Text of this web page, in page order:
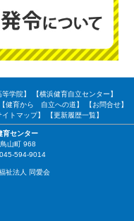
学院】
【横浜健育自立センター】
【健育から 自立への道】
【お問合せ】
イトマップ】 【更新履歴一覧】
育センター
山町 968
594-9014
祉法人 同愛会